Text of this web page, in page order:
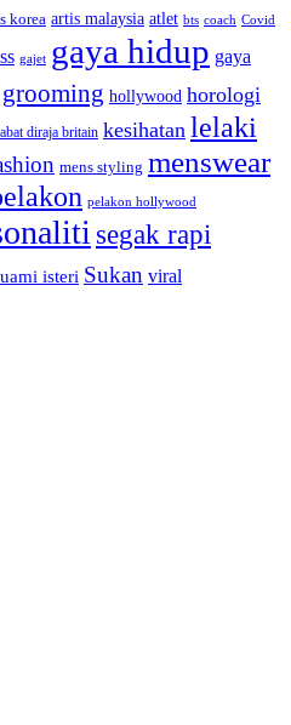
korea artis malaysia atlet bts coach Covid
gajet gaya hidup gaya
grooming hollywood horologi
diraja britain kesihatan lelaki
mens styling menswear
pelakon hollywood
segak rapi
isteri Sukan viral